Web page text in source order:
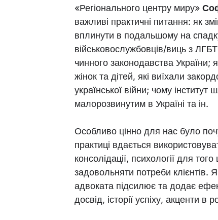
«Регіонального центру миру»
важливі практичні питання: як
вплинути в подальшому на
військовослужбовців/виць з
чинного законодавства України;
жінок та дітей, які виїхали
української війни; чому
малорозвинутим в Україні та ін.
Особливо цінно для нас було
практиці вдається
консолідації, психології для
задовольняти потреби клієнтів.
адвоката підсилює та додає
досвід, історії успіху, акценти в